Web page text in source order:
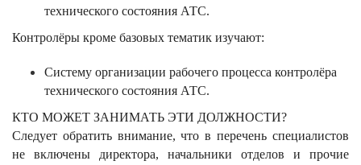
технического состояния АТС.
Контролёры кроме базовых тематик изучают:
Систему организации рабочего процесса контролёра
технического состояния АТС.
КТО МОЖЕТ ЗАНИМАТЬ ЭТИ ДОЛЖНОСТИ?
Следует обратить внимание, что в перечень специалистов
не включены директора, начальники отделов и прочие